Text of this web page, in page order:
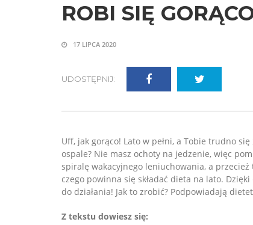
ROBI SIĘ
17 LIPCA 2020
UDOSTĘPNIJ:
​Uff, jak gorąco! Lato w pełni, a Tobie trudno
ospale? Nie masz ochoty na jedzenie, więc
spiralę wakacyjnego leniuchowania, a
czego powinna się składać dieta na lato.
do działania! Jak to zrobić? Podpowiadają
Z tekstu dowiesz się: